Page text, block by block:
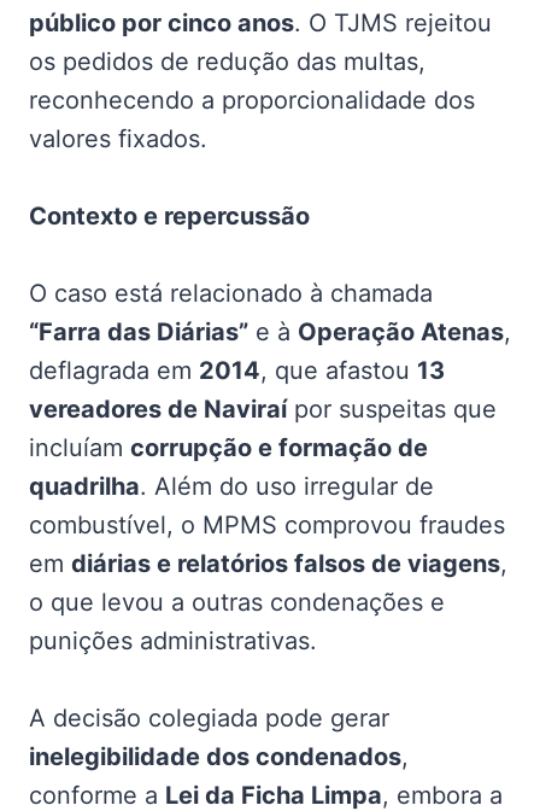
público por cinco anos. O TJMS rejeitou
os pedidos de redução das multas,
reconhecendo a proporcionalidade dos
valores fixados.
Contexto e repercussão
O caso está relacionado à chamada
“Farra das Diárias” e à Operação Atenas,
deflagrada em 2014, que afastou 13
vereadores de Naviraípor suspeitas que
incluíam corrupção e formação de
quadrilha. Além do uso irregular de
combustível, o MPMS comprovou fraudes
em diárias e relatórios falsos de viagens,
o que levou a outras condenações e
punições administrativas.
A decisão colegiada pode gerar
inelegibilidade dos condenados,
conforme a Lei da Ficha Limpa, embora a